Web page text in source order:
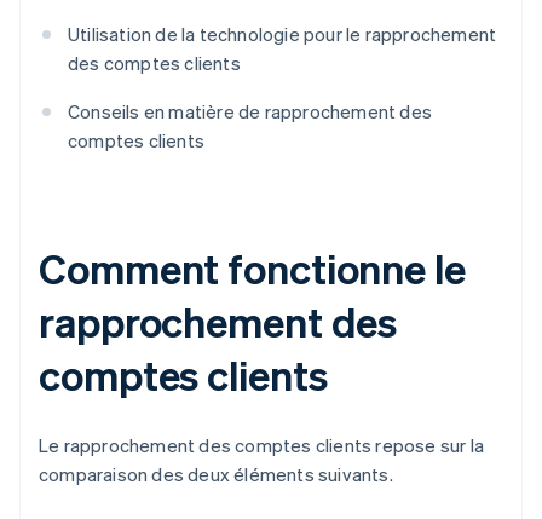
Utilisation de la technologie pour le rapprochement
des comptes clients
Conseils en matière de rapprochement des
comptes clients
Comment fonctionne le
rapprochement des
comptes clients
Le rapprochement des comptes clients repose sur la
comparaison des deux éléments suivants.